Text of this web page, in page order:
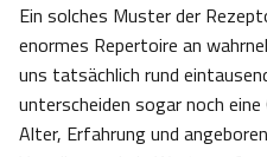
Ein solches Muster der
enormes Repertoire an
uns tatsächlich rund
unterscheiden sogar noch
Alter, Erfahrung und